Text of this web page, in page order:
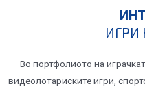
ИГРИ
Во портфолиото на
видеолотариските игри,